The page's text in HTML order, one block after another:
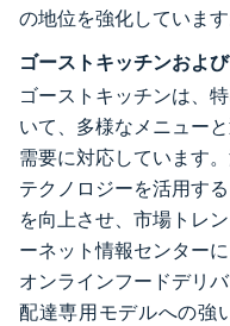
の地位を強化しています
ゴーストキッチンおよ
ゴーストキッチンは、
いて、多様なメニュー
需要に対応しています
テクノロジーを活用す
を向上させ、市場トレ
ーネット情報センター
オンラインフードデリ
配達専用モデルへの強